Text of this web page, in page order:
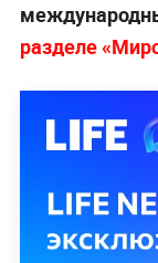
разделе